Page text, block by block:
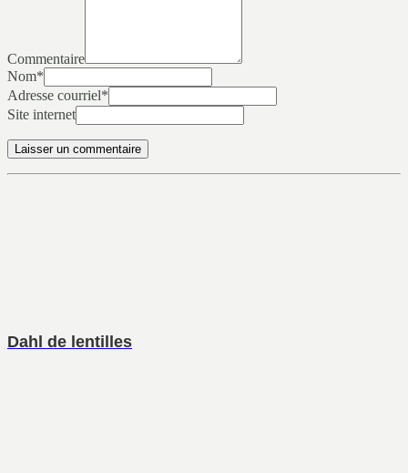
Commentaire
Nom*
Adresse courriel*
Site internet
Dahl de lentilles